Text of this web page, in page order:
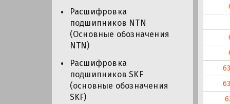
Расшифровка
подшипников NTN
(Основные обозначения
NTN)
Расшифровка
подшипников SKF
(основные обозначения
SKF)